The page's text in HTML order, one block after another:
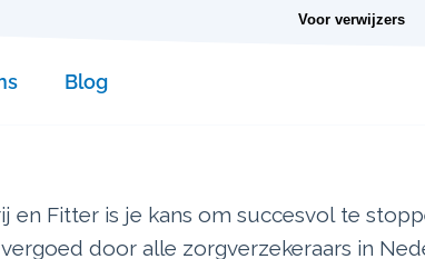
Voor verwijzers
Blog